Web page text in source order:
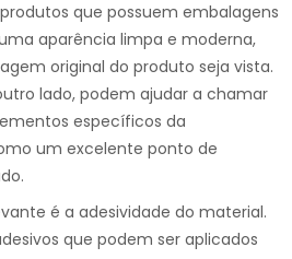
que possuem embalagens
aparência limpa e moderna,
original do produto seja vista.
lado, podem ajudar a chamar
específicos da
um excelente ponto de
é a adesividade do material.
que podem ser aplicados